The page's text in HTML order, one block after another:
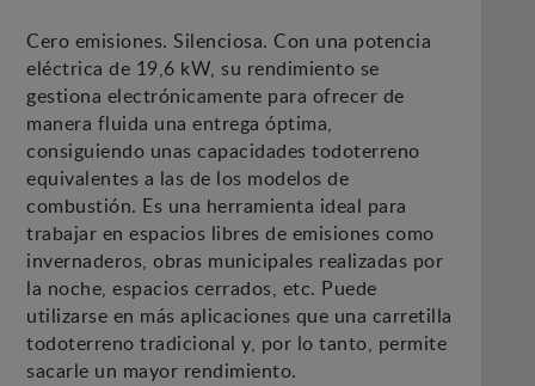
Cero emisiones. Silenciosa. Con una potencia
eléctrica de 19,6 kW, su rendimiento se
gestiona electrónicamente para ofrecer de
manera fluida una entrega óptima,
consiguiendo unas capacidades todoterreno
equivalentes a las de los modelos de
combustión. Es una herramienta ideal para
trabajar en espacios libres de emisiones como
invernaderos, obras municipales realizadas por
la noche, espacios cerrados, etc. Puede
utilizarse en más aplicaciones que una carretilla
todoterreno tradicional y, por lo tanto, permite
sacarle un mayor rendimiento.